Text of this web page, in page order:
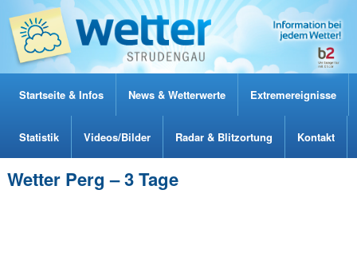
Startseite & Infos News & Wetterwerte Extremereignisse
Statistik Videos/Bilder Radar & Blitzortung Kontakt
Wetter Perg – 3 Tage